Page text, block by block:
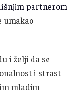
partnerom
umakao
i želji da se
i strast
mladim